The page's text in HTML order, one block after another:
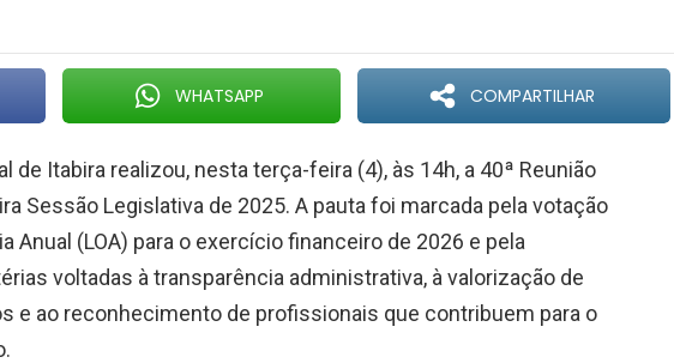
WHATSAPP COMPARTILHAR
de Itabira realizou, nesta terça-feira (4), às 14h, a 40ª Reunião
Sessão Legislativa de 2025. A pauta foi marcada pela votação
Anual (LOA) para o exercício financeiro de 2026 e pela
voltadas à transparência administrativa, à valorização de
e ao reconhecimento de profissionais que contribuem para o